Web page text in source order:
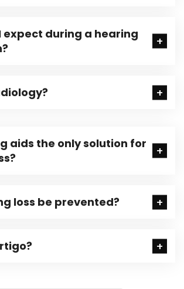
expect during a hearing
aids the only solution for
loss be prevented?